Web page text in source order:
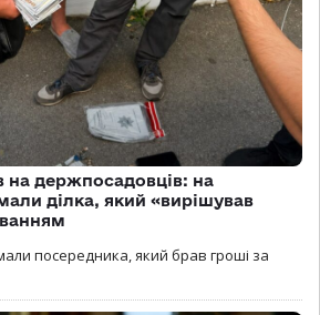
на держпосадовців: на
ділка, який «вирішував
посередника, який брав гроші за